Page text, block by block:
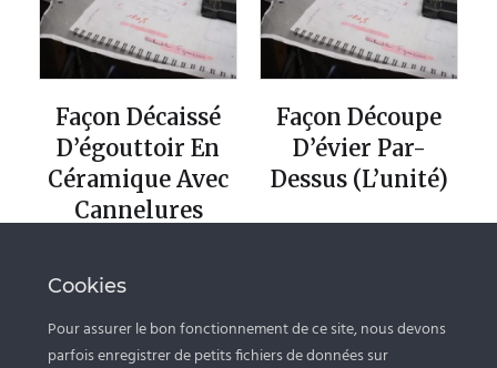
Façon Décaissé
D’égouttoir En
Céramique Avec
Cannelures
Façon Découpe
D’évier Par-
Dessus (l’unité)
Cookies
Pour assurer le bon fonctionnement de ce site, nous devons
parfois enregistrer de petits fichiers de données sur